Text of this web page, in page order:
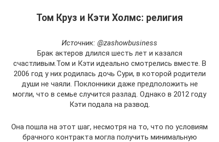
Том Круз и Кэти Холмс: религия
Источник: @zashowbusiness
Брак актеров длился шесть лет и казался
счастливым.Том и Кэти идеально смотрелись вместе. В
2006 год у них родилась дочь Сури, в которой родители
души не чаяли. Поклонники даже предположить не
могли, что в семье случится разлад. Однако в 2012 году
Кэти подала на развод.
Она пошла на этот шаг, несмотря на то, что по условиям
брачного контракта могла получить минимальную